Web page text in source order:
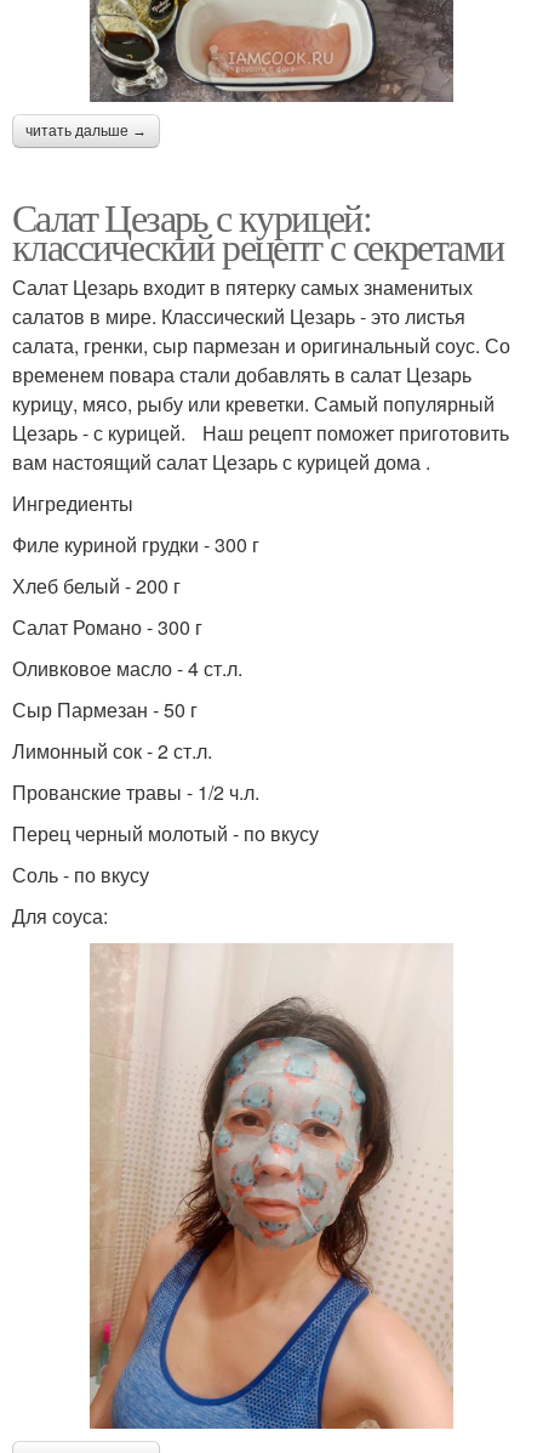
читать дальше →
Салат Цезарь с курицей:
классический рецепт с секретами
Салат Цезарь входит в пятерку самых знаменитых
салатов в мире. Классический Цезарь - это листья
салата, гренки, сыр пармезан и оригинальный соус. Со
временем повара стали добавлять в салат Цезарь
курицу, мясо, рыбу или креветки. Самый популярный
Цезарь - с курицей. Наш рецепт поможет приготовить
вам настоящий салат Цезарь с курицей дома .
Ингредиенты
Филе куриной грудки - 300 г
Хлеб белый - 200 г
Салат Романо - 300 г
Оливковое масло - 4 ст.л.
Сыр Пармезан - 50 г
Лимонный сок - 2 ст.л.
Прованские травы - 1/2 ч.л.
Перец черный молотый - по вкусу
Соль - по вкусу
Для соуса: